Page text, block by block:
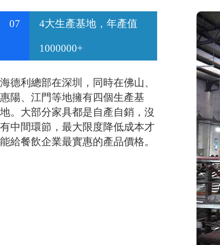
07 4大生產基地，年產值
1000000+
海德利總部在深圳，同時在佛山、
惠陽、江門等地擁有四個生產基
地。大部分家具都是自產自銷，沒
有中間環節，最大限度降低成本才
能給餐飲企業最實惠的產品價格。